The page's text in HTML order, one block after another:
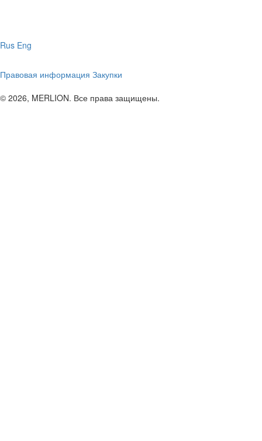
Rus Eng
Правовая информация Закупки
© 2026, MERLION. Все права защищены.